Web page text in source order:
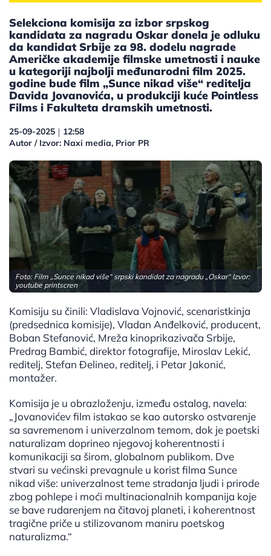
Selekciona komisija za izbor srpskog
kandidata za nagradu Oskar donela je odluku
da kandidat Srbije za 98. dodelu nagrade
Američke akademije filmske umetnosti i nauke
u kategoriji najbolji međunarodni film 2025.
godine bude film „Sunce nikad više“ reditelja
Davida Jovanovića, u produkciji kuće Pointless
Films i Fakulteta dramskih umetnosti.
25-09-2025 | 12:58
Autor / Izvor: Naxi media, Prior PR
Foto: Film „Sunce nikad više“ srpski kandidat za nagradu „Oskar“ Izvor:
youtube printscren
Komisiju su činili: Vladislava Vojnović, scenaristkinja
(predsednica komisije), Vladan Anđelković, producent,
Boban Stefanović, Mreža kinoprikazivača Srbije,
Predrag Bambić, direktor fotografije, Miroslav Lekić,
reditelj, Stefan Đelineo, reditelj, i Petar Jakonić,
montažer.
Komisija je u obrazloženju, između ostalog, navela:
„Jovanovićev film istakao se kao autorsko ostvarenje
sa savremenom i univerzalnom temom, dok je poetski
naturalizam doprineo njegovoj koherentnosti i
komunikaciji sa širom, globalnom publikom. Dve
stvari su većinski prevagnule u korist filma Sunce
nikad više: univerzalnost teme stradanja ljudi i prirode
zbog pohlepe i moći multinacionalnih kompaniјa koјe
se bave rudarenjem na čitavoј planeti, i koherentnost
tragične priče u stilizovanom maniru poetskog
naturalizma.“